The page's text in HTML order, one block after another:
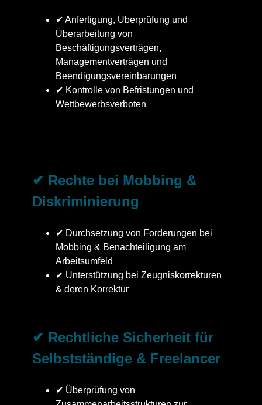
✔ Anfertigung, Überprüfung und
Überarbeitung von
Beschäftigungsverträgen,
Managementverträgen und
Beendigungsvereinbarungen
✔ Kontrolle von Befristungen und
Wettbewerbsverboten
✔ Rechte bei Mobbing &
Diskriminierung
✔ Durchsetzung von Forderungen bei
Mobbing & Benachteiligung am
Arbeitsumfeld
✔ Unterstützung bei Zeugniskorrekturen
& deren Korrektur
✔ Rechtliche Sicherheit für
Selbstständige & Freelancer
✔ Überprüfung von